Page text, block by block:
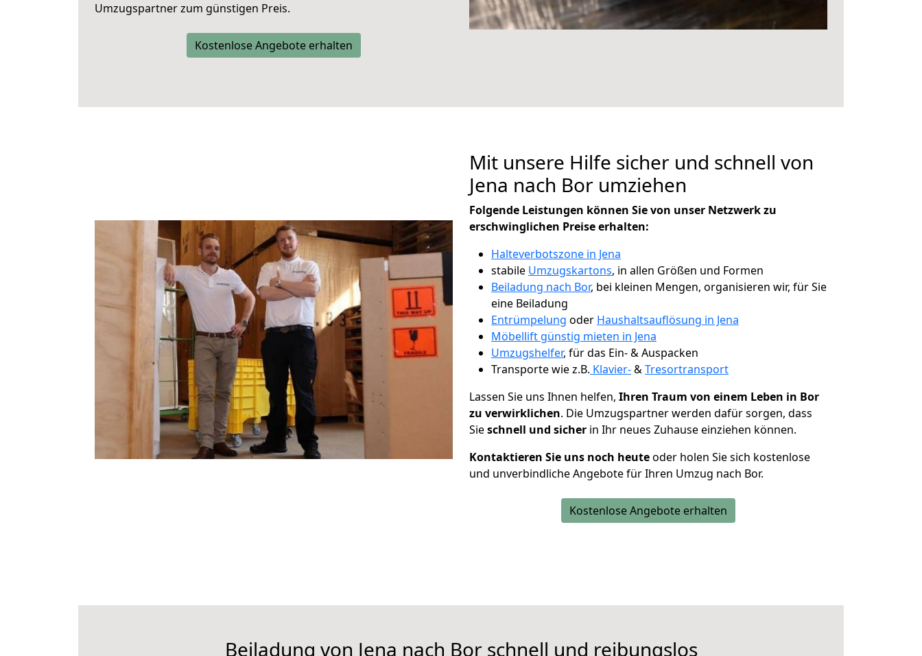
Umzugspartner zum günstigen Preis.
Kostenlose Angebote erhalten
Mit unsere Hilfe sicher und schnell von
Jena nach Bor umziehen
Folgende Leistungen können Sie von unser Netzwerk zu
erschwinglichen Preise erhalten:
Halteverbotszone in Jena
stabile Umzugskartons, in allen Größen und Formen
Beiladung nach Bor, bei kleinen Mengen, organisieren wir, für Sie
eine Beiladung
Entrümpelung oder Haushaltsauflösung in Jena
Möbellift günstig mieten in Jena
Umzugshelfer, für das Ein- & Auspacken
Transporte wie z.B. Klavier-&Tresortransport
Lassen Sie uns Ihnen helfen, Ihren Traum von einem Leben in Bor
zu verwirklichen. Die Umzugspartner werden dafür sorgen, dass
Sieschnell und sicher in Ihr neues Zuhause einziehen können.
Kontaktieren Sie uns noch heuteoder holen Sie sich kostenlose
und unverbindliche Angebote für Ihren Umzug nach Bor.
Kostenlose Angebote erhalten
Beiladung von Jena nach Bor schnell und reibungslos